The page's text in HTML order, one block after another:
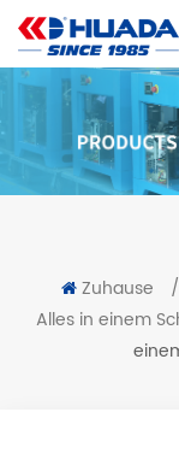
Zuhause /
Alles in einem